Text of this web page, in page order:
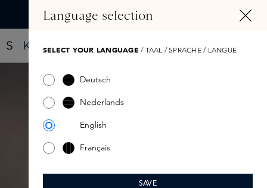
SPRINGENFinde dein neues Parfüm mit dem Fragrance Finder
Language selection
SELECT YOUR LANGUAGE / TAAL / SPRACHE / LANGUE
Deutsch
Nederlands
English
Français
SAVE